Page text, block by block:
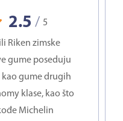
2.5 / 5
Riken zimske
gume poseduju
gume drugih
klase, kao što
Michelin